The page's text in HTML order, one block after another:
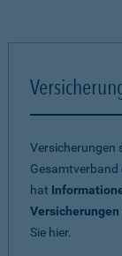
Versicherungen
Gesamtverband
hat
Versicherungen
Sie hier.